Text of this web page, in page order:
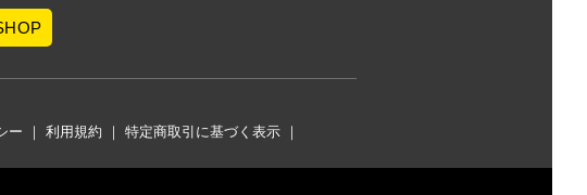
ー ｜ 利用規約 ｜ 特定商取引に基づく表示 ｜